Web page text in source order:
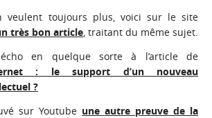
veulent toujours plus, voici sur le site
très bon article , traitant du même sujet.
en quelque sorte à l’article de
: le support d’un nouveau
?
sur Youtube une autre preuve de la